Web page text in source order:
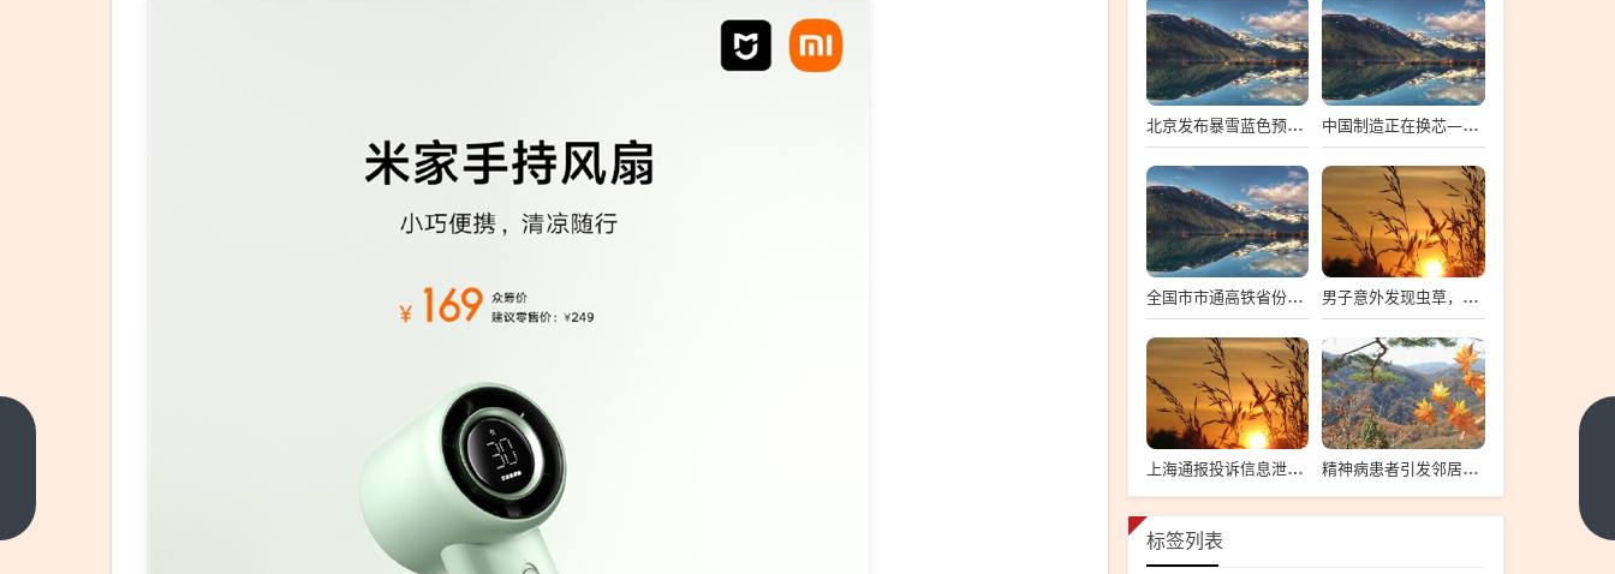
《GTA6》
耗资巨
大！仅水
北京发布暴雪蓝色预警，深度解析与多维度观察 中国制造正在换芯—深度探究中国芯片产业的崛起与挑战
全国市市通高铁省份数首次突破两位数，中国高铁建设迈入新时代 男子意外发现虫草，四天采收数百根，探寻背后的故事与影响
上海通报投诉信息泄露事件，向12345投诉遭遇信息泄露的警示与反思 精神病患者引发邻居制毒疑云，事件深度解析与公众反响观察
标签列表